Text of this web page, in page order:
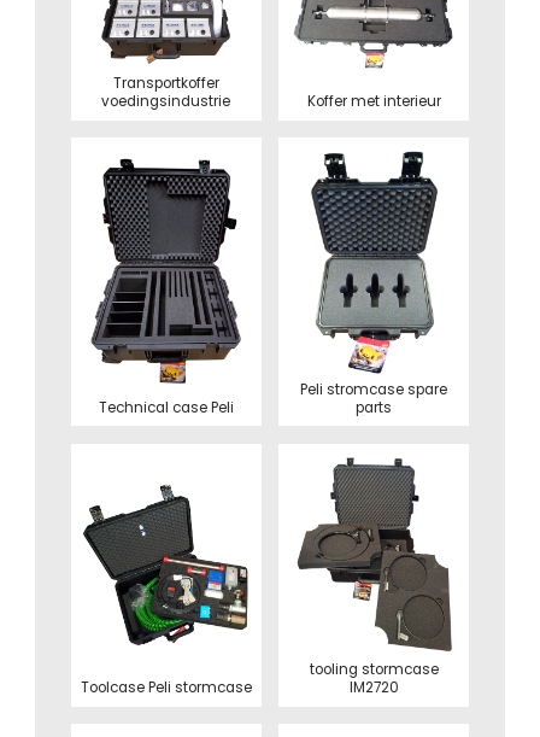
Transportkoffer
voedingsindustrie
Koffer met interieur
Technical case Peli
Peli stromcase spare
parts
Toolcase Peli stormcase
tooling stormcase
IM2720